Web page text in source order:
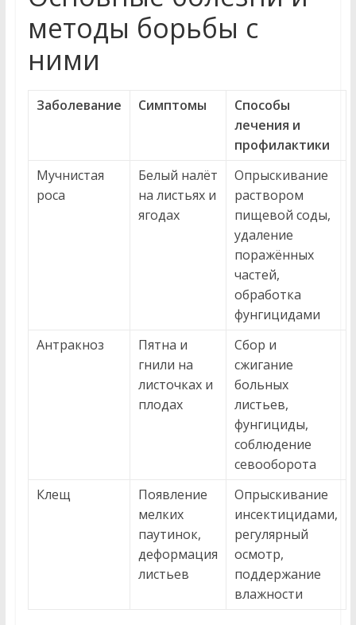
методы борьбы с
ними
Заболевание Симптомы
Способы
лечения и
профилактики
Мучнистая
роса
Белый налёт
на листьях и
ягодах
Опрыскивание
раствором
пищевой соды,
удаление
поражённых
частей,
обработка
фунгицидами
Антракноз
Пятна и
гнили на
листочках и
плодах
Сбор и
сжигание
больных
листьев,
фунгициды,
соблюдение
севооборота
Клещ
Появление
мелких
паутинок,
деформация
листьев
Опрыскивание
инсектицидами,
регулярный
осмотр,
поддержание
влажности